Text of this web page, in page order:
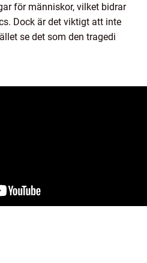
för människor, vilket bidrar
Dock är det viktigt att inte
se det som den tragedi